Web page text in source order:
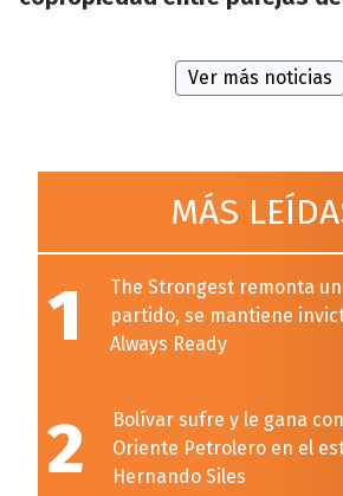
Ver más noticias
MÁS
1
The Strongest remonta
partido, se mantiene
Always Ready
2
Bolívar sufre y le gana
Oriente Petrolero en el
Hernando Siles